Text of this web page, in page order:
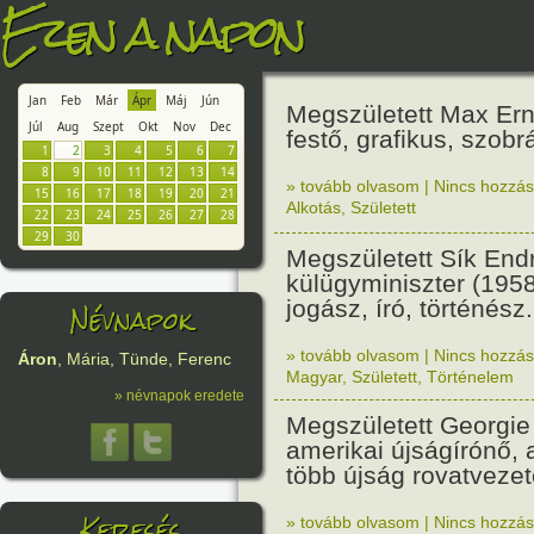
Ezen a napon
Jan Feb Már Ápr Máj
Jún
Júl
Aug Szept Okt Nov
Dec
1
2 3 4 5 6
7
8
9 10 11 12 13
14
15
16 17 18 19 20
21
22
23 24 25 26 27
28
29
30
Névnapok
Áron, Mária, Tünde, Ferenc
» névnapok eredete
Megszületett Max
festő, grafikus,
» tovább olvasom | Nincs
Alkotás Született
Megszületett Sík
külügyminiszter
jogász, író, történész.
» tovább olvasom | Nincs
Magyar, Született Történelem
Megszületett
amerikai újságírónő,
több újság
» tovább olvasom | Nincs